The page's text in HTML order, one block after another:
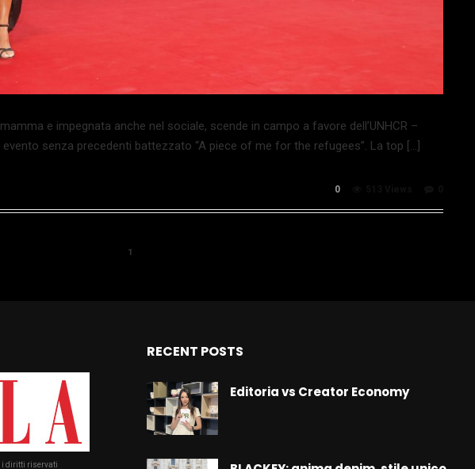
e impegnata anche nel sociale, scende in campo a favore dell’UNHCR –
senza precedenti battezzato “A piece of me for the refugees”. La top […]
0
1
i diritti riservati
RECENT POSTS
Editoria vs Creator Economy